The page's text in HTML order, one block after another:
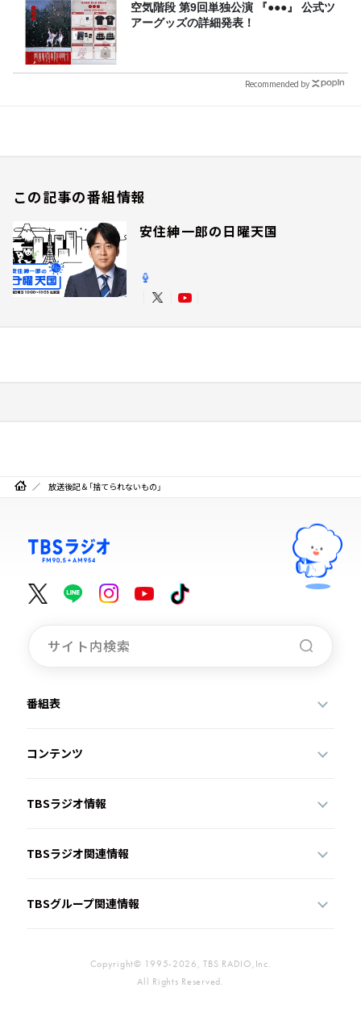
空気階段 第9回単独公演 『●●●』 公式ツ
アーグッズの詳細発表！
Recommended by
この記事の番組情報
安住紳一郎の日曜天国
放送後記＆「捨てられないもの」
番組表
コンテンツ
TBSラジオ情報
TBSラジオ関連情報
TBSグループ関連情報
Copyright© 1995-2026, TBS RADIO,Inc.
All Rights Reserved.